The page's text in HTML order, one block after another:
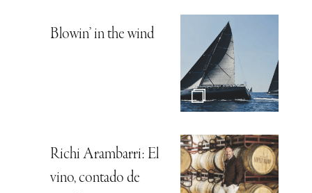
Blowin’ in the wind
Richi Arambarri: El
vino, contado de